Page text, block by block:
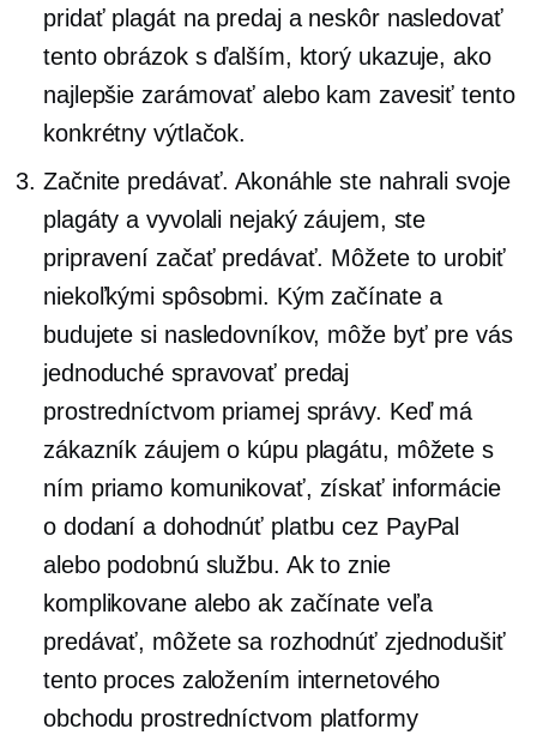
pridať plagát na predaj a neskôr nasledovať
tento obrázok s ďalším, ktorý ukazuje, ako
najlepšie zarámovať alebo kam zavesiť tento
konkrétny výtlačok.
Začnite predávať. Akonáhle ste nahrali svoje
plagáty a vyvolali nejaký záujem, ste
pripravení začať predávať. Môžete to urobiť
niekoľkými spôsobmi. Kým začínate a
budujete si nasledovníkov, môže byť pre vás
jednoduché spravovať predaj
prostredníctvom priamej správy. Keď má
zákazník záujem o kúpu plagátu, môžete s
ním priamo komunikovať, získať informácie
o dodaní a dohodnúť platbu cez PayPal
alebo podobnú službu. Ak to znie
komplikovane alebo ak začínate veľa
predávať, môžete sa rozhodnúť zjednodušiť
tento proces založením internetového
obchodu prostredníctvom platformy